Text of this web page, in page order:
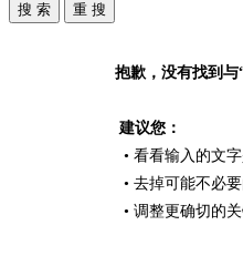
抱歉，没有找到与
建议您：
• 看看输入的文
• 去掉可能不必
• 调整更确切的